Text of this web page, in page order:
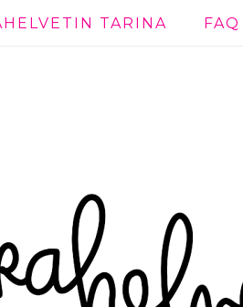
TARINA FAQ